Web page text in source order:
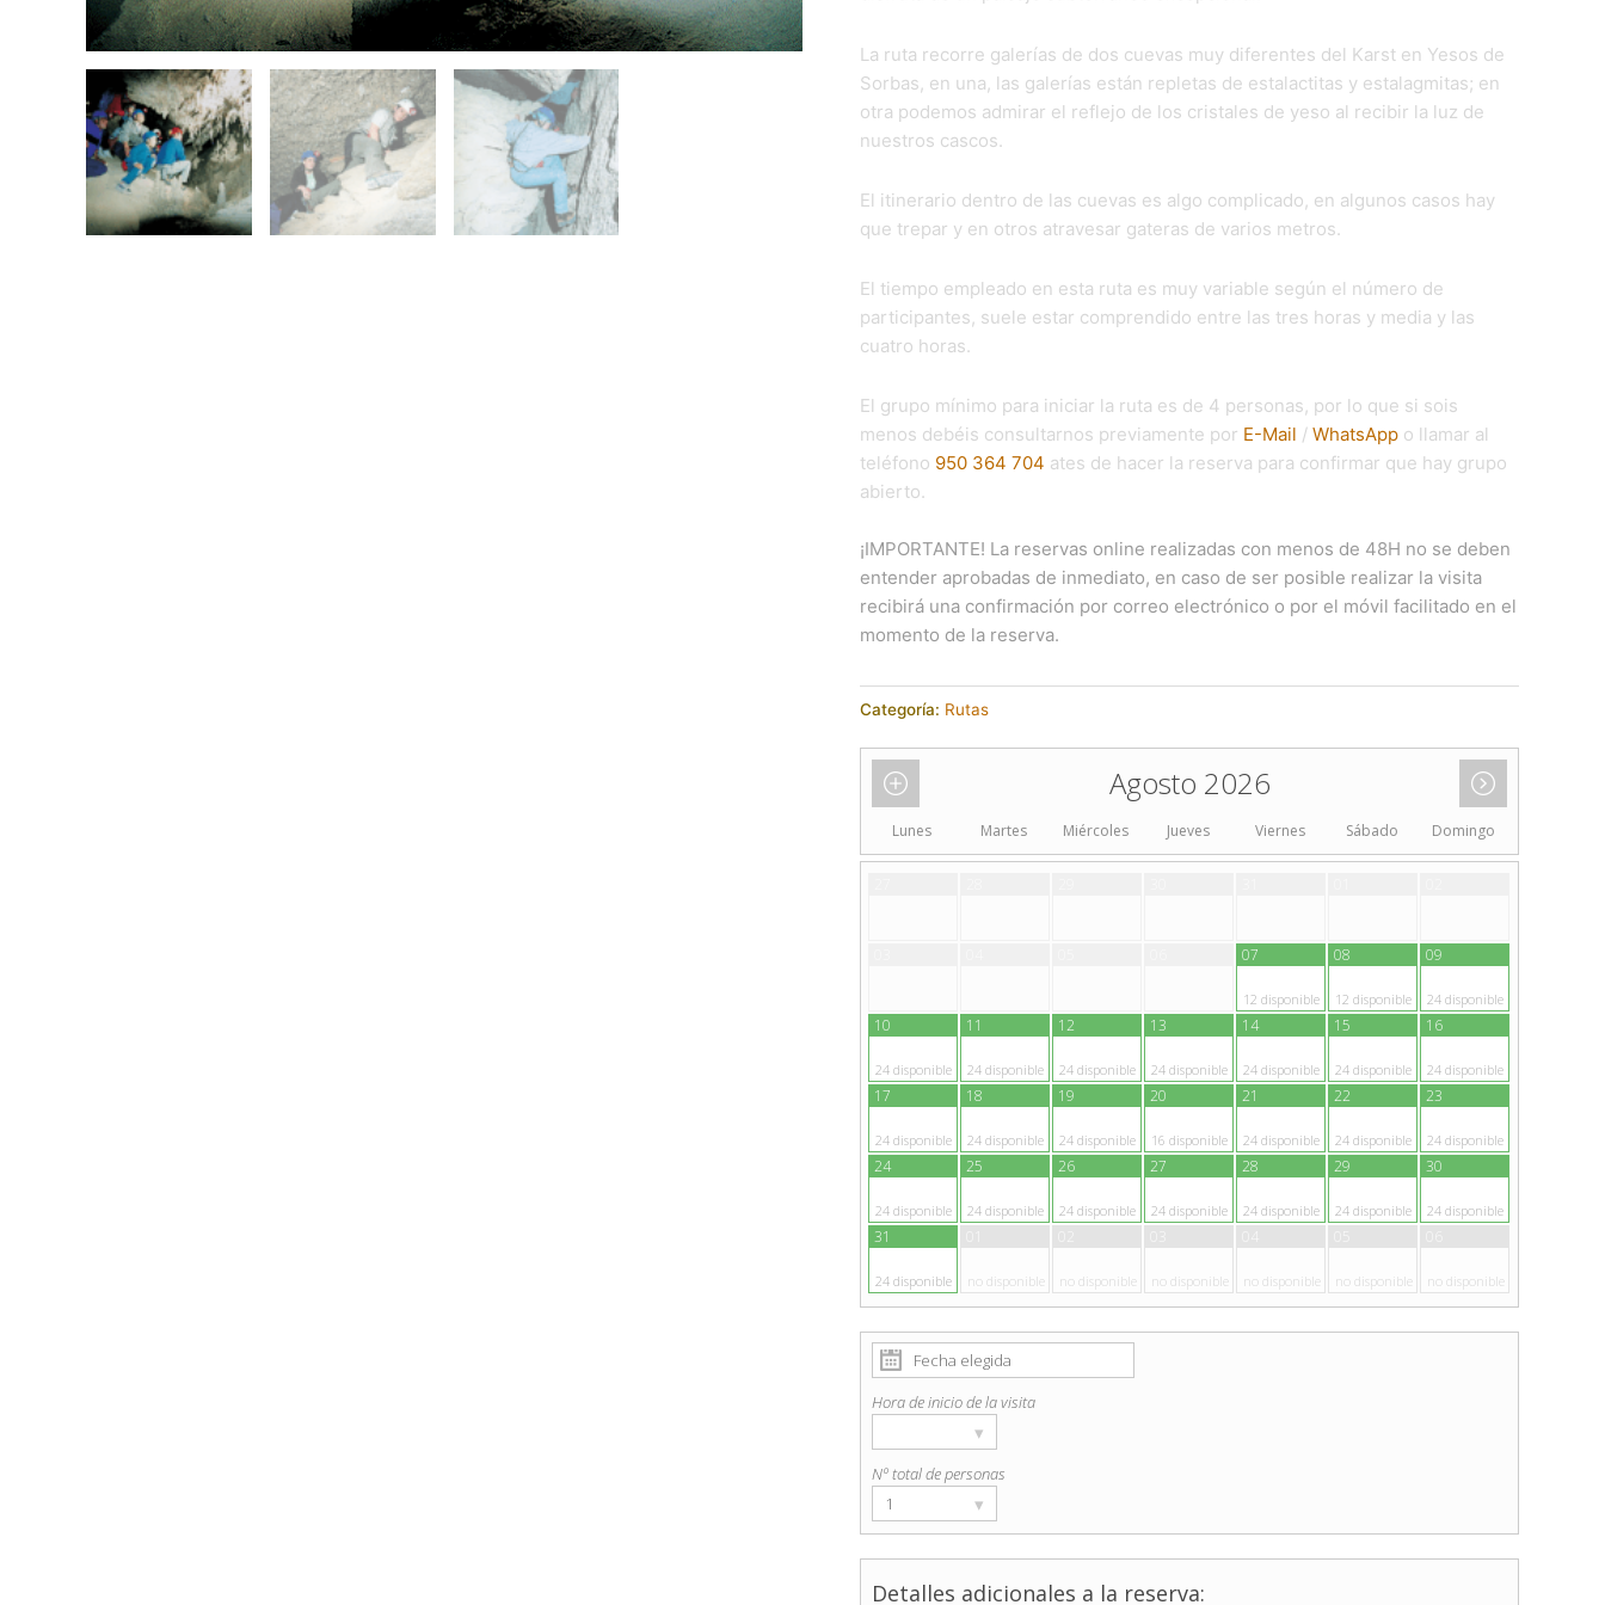
La ruta recorre galerías de dos cuevas muy diferentes del Karst en Yesos de
Sorbas, en una, las galerías están repletas de estalactitas y estalagmitas; en
otra podemos admirar el reflejo de los cristales de yeso al recibir la luz de
nuestros cascos.
El itinerario dentro de las cuevas es algo complicado, en algunos casos hay
que trepar y en otros atravesar gateras de varios metros.
El tiempo empleado en esta ruta es muy variable según el número de
participantes, suele estar comprendido entre las tres horas y media y las
cuatro horas.
El grupo mínimo para iniciar la ruta es de 4 personas, por lo que si sois
menos debéis consultarnos previamente por E-Mail / WhatsApp o llamar al
teléfono 950 364 704 ates de hacer la reserva para confirmar que hay grupo
abierto.
¡IMPORTANTE! La reservas online realizadas con menos de 48H no se deben
entender aprobadas de inmediato, en caso de ser posible realizar la visita
recibirá una confirmación por correo electrónico o por el móvil facilitado en el
momento de la reserva.
Categoría: Rutas
Agosto 2026
Lunes Martes Miércoles Jueves Viernes Sábado Domingo
07
12 disponible
08
12 disponible
09
24 disponible
10
24 disponible
11
24 disponible
12
24 disponible
13
24 disponible
14
24 disponible
15
24 disponible
16
24 disponible
17
24 disponible
18
24 disponible
19
24 disponible
20
16 disponible
21
24 disponible
22
24 disponible
23
24 disponible
24
24 disponible
25
24 disponible
26
24 disponible
27
24 disponible
28
24 disponible
29
24 disponible
30
24 disponible
31
24 disponible no disponible no disponible no disponible no disponible no disponible no disponible
Hora de inicio de la visita
▾
Nº total de personas
1
▾
Detalles adicionales a la reserva: